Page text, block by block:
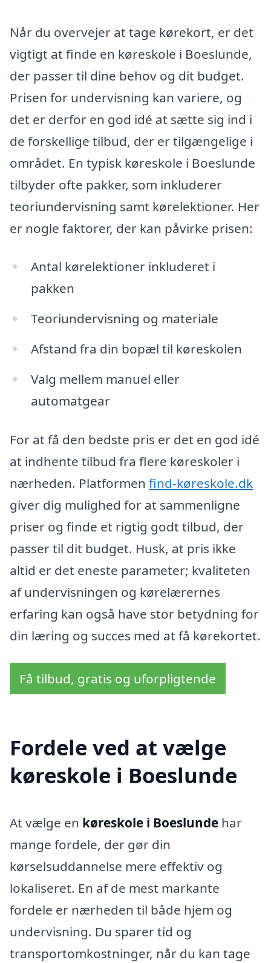
Når du overvejer at tage kørekort, er det
vigtigt at finde en køreskole i Boeslunde,
der passer til dine behov og dit budget.
Prisen for undervisning kan variere, og
det er derfor en god idé at sætte sig ind i
de forskellige tilbud, der er tilgængelige i
området. En typisk køreskole i Boeslunde
tilbyder ofte pakker, som inkluderer
teoriundervisning samt kørelektioner. Her
er nogle faktorer, der kan påvirke prisen:
Antal kørelektioner inkluderet i
pakken
Teoriundervisning og materiale
Afstand fra din bopæl til køreskolen
Valg mellem manuel eller
automatgear
For at få den bedste pris er det en god idé
at indhente tilbud fra flere køreskoler i
nærheden. Platformen find-køreskole.dk
giver dig mulighed for at sammenligne
priser og finde et rigtig godt tilbud, der
passer til dit budget. Husk, at pris ikke
altid er det eneste parameter; kvaliteten
af undervisningen og kørelærernes
erfaring kan også have stor betydning for
din læring og succes med at få kørekortet.
Få tilbud, gratis og uforpligtende
Fordele ved at vælge
køreskole i Boeslunde
At vælge en køreskole i Boeslunde har
mange fordele, der gør din
kørselsuddannelse mere effektiv og
lokaliseret. En af de mest markante
fordele er nærheden til både hjem og
undervisning. Du sparer tid og
transportomkostninger, når du kan tage